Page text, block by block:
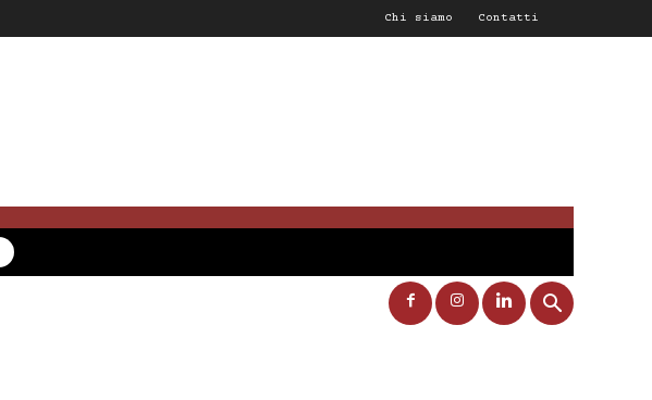
Chi siamo Contatti